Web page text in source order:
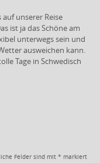
unserer Reise
ist ja das Schöne am
unterwegs sein und
ausweichen kann.
Tage in Schwedisch
Felder sind mit * markiert